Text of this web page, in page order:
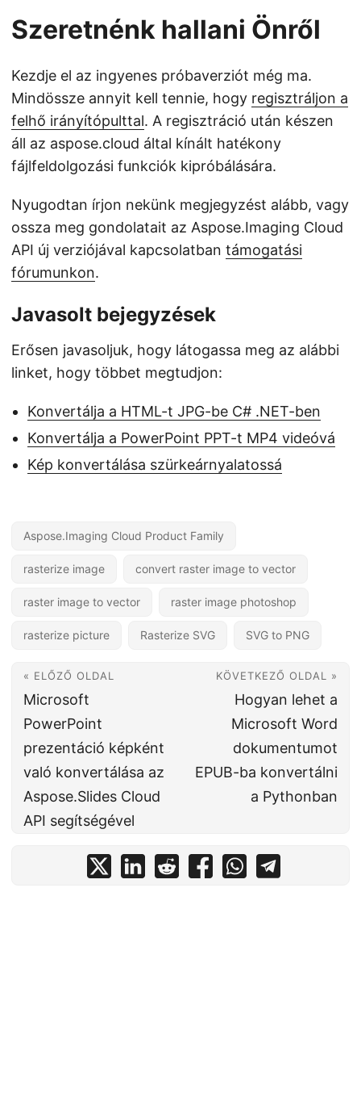
Szeretnénk hallani Önről
Kezdje el az ingyenes próbaverziót még ma.
Mindössze annyit kell tennie, hogy regisztráljon a
felhő irányítópulttal. A regisztráció után készen
áll az aspose.cloud által kínált hatékony
fájlfeldolgozási funkciók kipróbálására.
Nyugodtan írjon nekünk megjegyzést alább, vagy
ossza meg gondolatait az Aspose.Imaging Cloud
API új verziójával kapcsolatban támogatási
fórumunkon.
Javasolt bejegyzések
Erősen javasoljuk, hogy látogassa meg az alábbi
linket, hogy többet megtudjon:
Konvertálja a HTML-t JPG-be C# .NET-ben
Konvertálja a PowerPoint PPT-t MP4 videóvá
Kép konvertálása szürkeárnyalatossá
Aspose.Imaging Cloud Product Family
rasterize image convert raster image to vector
raster image to vector raster image photoshop
rasterize picture Rasterize SVG SVG to PNG
« ELŐZŐ OLDAL
Microsoft
PowerPoint
prezentáció képként
való konvertálása az
Aspose.Slides Cloud
API segítségével
KÖVETKEZŐ OLDAL »
Hogyan lehet a
Microsoft Word
dokumentumot
EPUB-ba konvertálni
a Pythonban